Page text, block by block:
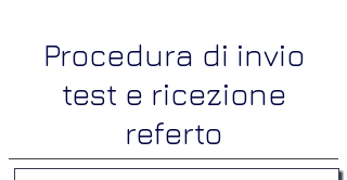
Procedura di invio
test e ricezione
referto